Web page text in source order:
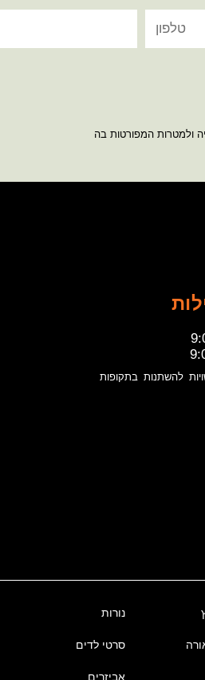
ולמטרות המפורטות בה
להשתנות בתקופות
נורות
סרטי לדים
אביזרים